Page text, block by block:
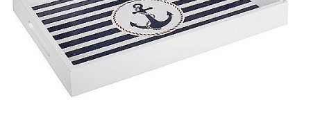
Barci, vapoare, ambarcatiuni
Pesti
Decoratiuni care se agata